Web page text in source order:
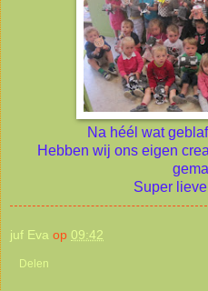
Na héél wat
Hebben wij ons eigen
Super
juf Eva op 09:42
Delen